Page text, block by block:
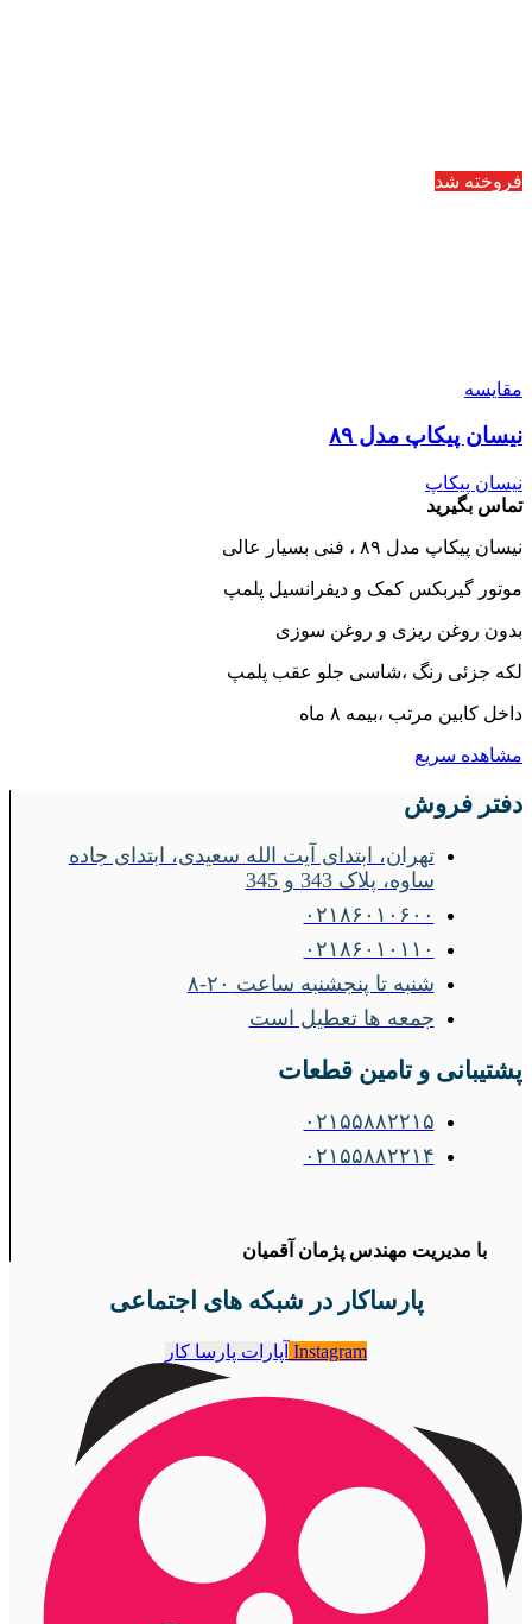
فروخته شد
مقایسه
نیسان پیکاپ مدل ۸۹
نیسان پیکاپ
تماس بگیرید
نیسان پیکاپ مدل ۸۹ ، فنی بسیار عالی
موتور گیربکس کمک و دیفرانسیل پلمپ
بدون روغن ریزی و روغن سوزی
لکه جزئی رنگ ،شاسی جلو عقب پلمپ
داخل کابین مرتب ،بیمه ۸ ماه
مشاهده سریع
دفتر فروش
تهران، ابتدای آیت الله سعیدی، ابتدای جاده
ساوه، پلاک 343 و 345
۰۲۱۸۶۰۱۰۶۰۰
۰۲۱۸۶۰۱۰۱۱۰
شنبه تا پنجشنبه ساعت ۲۰-۸
جمعه ها تعطیل است
پشتیبانی و تامین قطعات
۰۲۱۵۵۸۸۲۲۱۵
۰۲۱۵۵۸۸۲۲۱۴
با مدیریت مهندس پژمان آقمیان
پارساکار در شبکه های اجتماعی
Instagram آپارات پارسا کار